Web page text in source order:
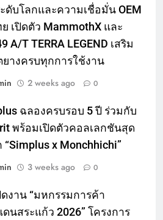
ดับโลกและความเชื่อมั่น OEM
เปิดตัว MammothX และ
A/T TERRA LEGEND เสริม
างครบทุกการใช้งาน
2 weeks ago 0
ฉลองครบรอบ 5 ปี ร่วมกับ
พร้อมเปิดตัวคอลเลกชันสุด
“Simplus x Monchhichi”
3 weeks ago 0
งาน “มหกรรมการค้า
นสระแก้ว 2026” โครงการ